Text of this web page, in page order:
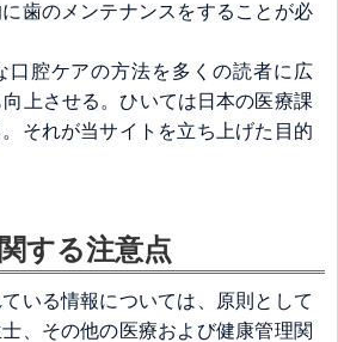
歯のメンテナンスをすることが必
口腔ケアの方法を多くの読者に広
上させる。ひいては日本の医療課
それが当サイトを立ち上げた目的
する注意点
いる情報については、原則として
、その他の医療および健康管理関